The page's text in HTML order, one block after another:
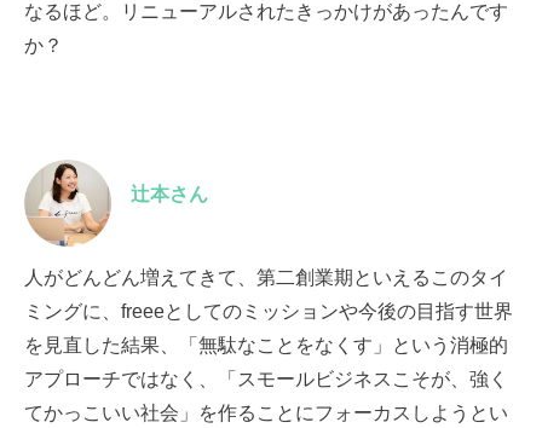
なるほど。リニューアルされたきっかけがあったんです
か？
辻本さん
人がどんどん増えてきて、第二創業期といえるこのタイ
ミングに、freeeとしてのミッションや今後の目指す世界
を見直した結果、「無駄なことをなくす」という消極的
アプローチではなく、「スモールビジネスこそが、強く
てかっこいい社会」を作ることにフォーカスしようとい